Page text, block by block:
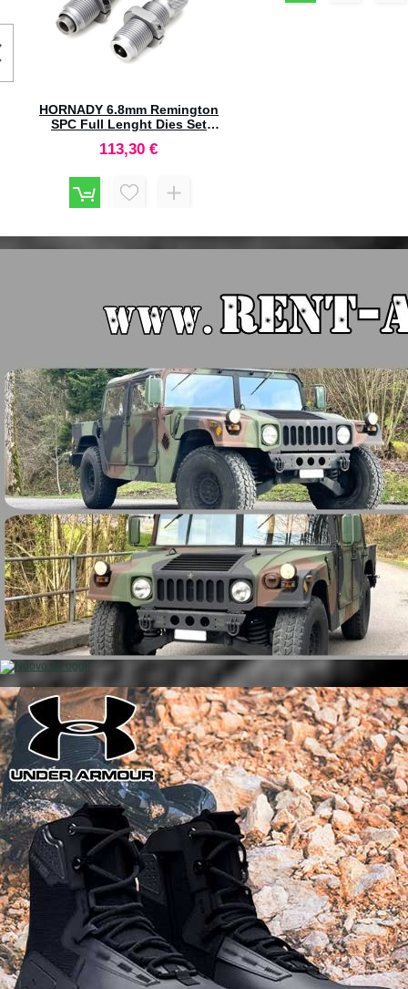
HORNADY 6.8mm Remington
SPC Full Lenght Dies Set
113,30 €